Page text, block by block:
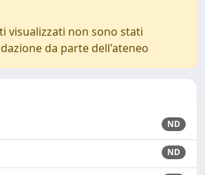
visualizzati non sono stati
da parte dell'ateneo
ND
ND